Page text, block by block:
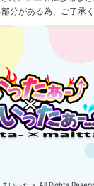
分がある為、ご了承く